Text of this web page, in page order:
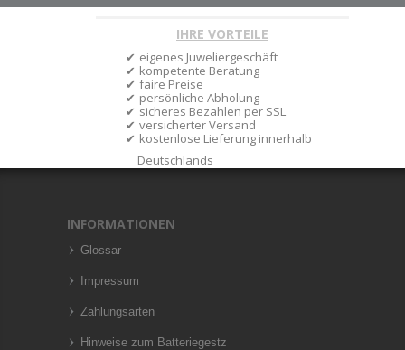
IHRE VORTEILE
eigenes Juweliergeschäft
kompetente Beratung
faire Preise
persönliche Abholung
sicheres Bezahlen per SSL
versicherter Versand
kostenlose Lieferung innerhalb
Deutschlands
INFORMATIONEN
Glossar
Impressum
Zahlungsarten
Hinweise zum Batteriegestz